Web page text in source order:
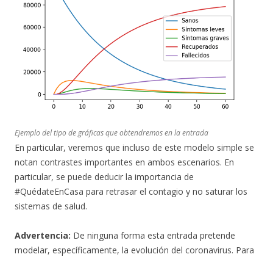
Ejemplo del tipo de gráficas que obtendremos en la entrada
En particular, veremos que incluso de este modelo simple se
notan contrastes importantes en ambos escenarios. En
particular, se puede deducir la importancia de
#QuédateEnCasa para retrasar el contagio y no saturar los
sistemas de salud.
Advertencia: De ninguna forma esta entrada pretende
modelar, específicamente, la evolución del coronavirus. Para